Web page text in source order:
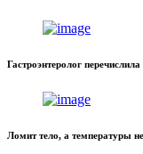
Гастроэнтеролог
Ломит тело, а температуры